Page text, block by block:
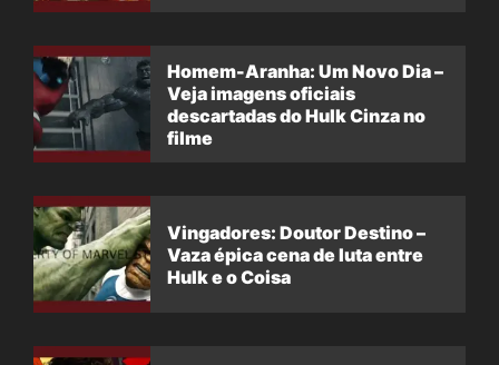
Homem-Aranha: Um Novo Dia –
Veja imagens oficiais
descartadas do Hulk Cinza no
filme
Vingadores: Doutor Destino –
Vaza épica cena de luta entre
Hulk e o Coisa